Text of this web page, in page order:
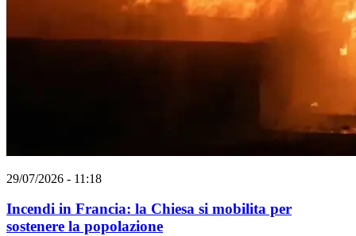
29/07/2026 - 11:18
Incendi in Francia: la Chiesa si mobilita per
sostenere la popolazione